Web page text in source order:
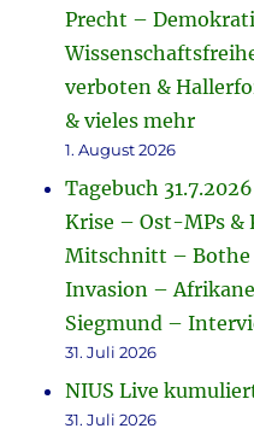
Precht –
verboten &
& vieles mehr
1. August 2026
Tagebuch
Krise – Ost-MPs &
Mitschnitt – Bothe
Invasion –
Siegmund –
31. Juli 2026
NIUS Live
31. Juli 2026